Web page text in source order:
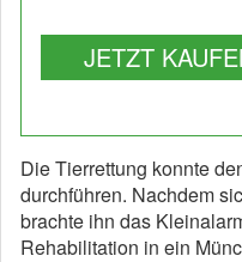
JETZT
Die Tierrettung konnte
durchführen. Nachdem
brachte ihn das
Rehabilitation in ein